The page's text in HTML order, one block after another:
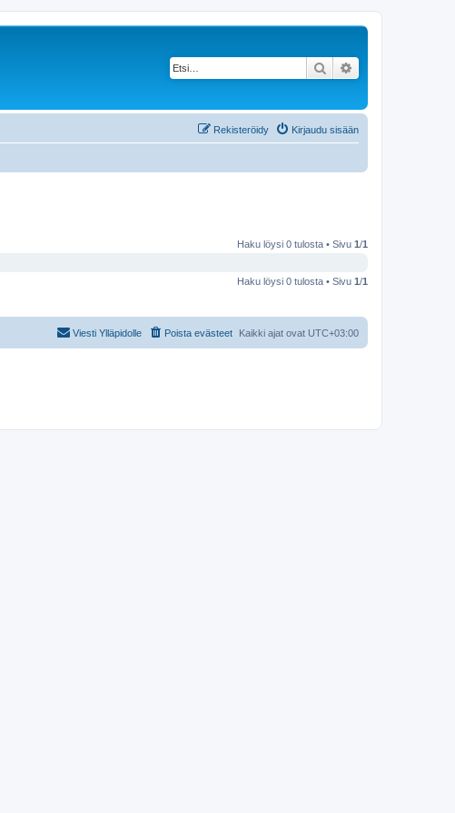
Etsi
Kirjaudu sisään
Rekisteröidy
Haku löysi 0 tulosta • Sivu 1/1
Haku löysi 0 tulosta • Sivu 1/1
Kaikki ajat ovat UTC+03:00
Poista evästeet
Viesti Ylläpidolle